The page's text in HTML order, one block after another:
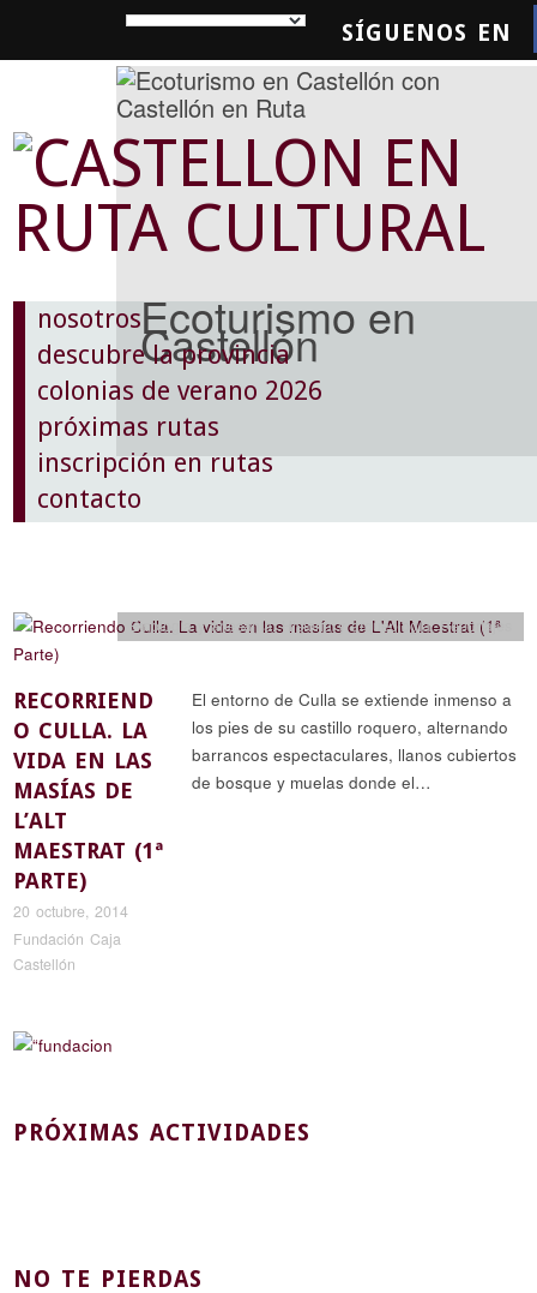
SÍGUENOS EN
Ecoturismo en
Castellón
nosotros
descubre la provincia
colonias de verano 2026
próximas rutas
inscripción en rutas
contacto
RECORRIEND
O CULLA. LA
VIDA EN LAS
MASÍAS DE
L’ALT
MAESTRAT (1ª
PARTE)
20 octubre, 2014
Fundación Caja
Castellón
Etnología y artesanía,Historia y arqueología,Reportajes
El entorno de Culla se extiende inmenso a
los pies de su castillo roquero, alternando
barrancos espectaculares, llanos cubiertos
de bosque y muelas donde el…
PRÓXIMAS ACTIVIDADES
NO TE PIERDAS